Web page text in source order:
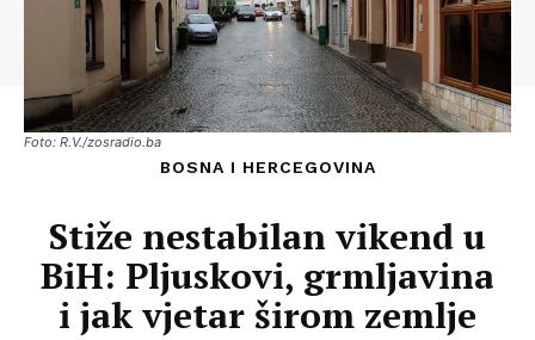
Foto: R.V./zosradio.ba
BOSNA I HERCEGOVINA
Stiže nestabilan vikend u
BiH: Pljuskovi, grmljavina
i jak vjetar širom zemlje